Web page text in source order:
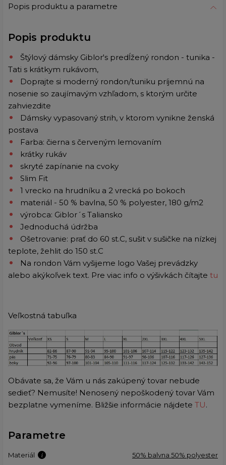
Popis produktu a parametre
Popis produktu
Štýlový dámsky Giblor's predĺžený rondon - tunika -
Tati s krátkym rukávom,
Doprajte si moderný rondon/tuniku príjemnú na
nosenie so zaujímavým vzhľadom, s ktorým určite
zahviezdite
Dámsky vypasovaný strih, v ktorom vynikne ženská
postava
Farba: čierna s červeným lemovaním
krátky rukáv
skryté zapínanie na cvoky
Slim Fit
1 vrecko na hrudníku a 2 vrecká po bokoch
materiál - 50 % bavlna, 50 % polyester, 180 g/m2
výrobca: Giblor´s Taliansko
Jednoduchá údržba
Ošetrovanie: prať do 60 st.C, sušit v sušičke na nízkej
teplote, žehlit do 150 st.C
Na rondon Vám vyšijeme logo Vašej prevádzky
alebo akýkoľvek text. Pre viac info o výšivkách čítajte tu
Veľkostná tabuľka
Obávate sa, že Vám u nás zakúpený tovar nebude
sedieť? Nemusíte! Nenosený nepoškodený tovar Vám
bezplatne vymeníme. Bližšie informácie nájdete TU.
Parametre
Materiál 50% balvna 50% polyester